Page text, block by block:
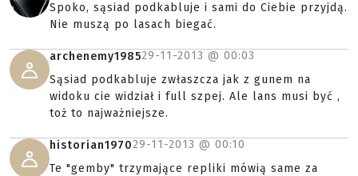
Spoko, sąsiad podkabluje i sami do Ciebie przyjdą.
Nie muszą po lasach biegać.
archenemy198529-11-2013 @ 00:03
Sąsiad podkabluje zwłaszcza jak z gunem na
widoku cie widział i full szpej. Ale lans musi być ,
toż to najważniejsze.
historian197029-11-2013 @ 00:10
Te "gemby" trzymające repliki mówią same za